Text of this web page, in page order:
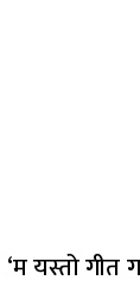
यस्तो